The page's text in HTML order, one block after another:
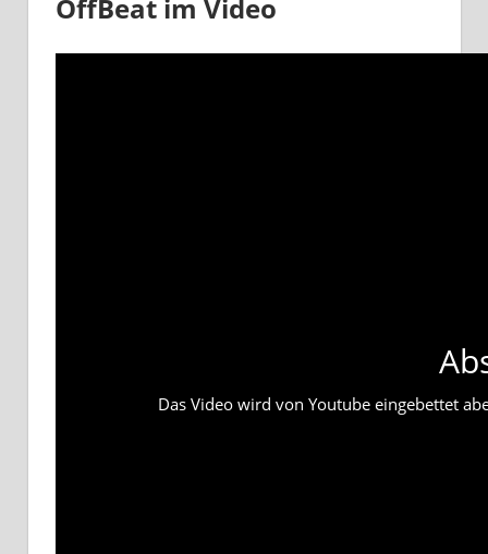
OffBeat im Video
Das Video wird von Youtube eingebettet